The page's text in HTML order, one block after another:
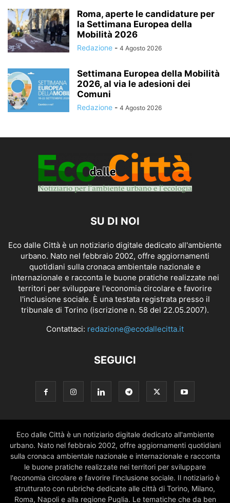
Roma, aperte le candidature per
la Settimana Europea della
Mobilità 2026
Redazione - 4 Agosto 2026
Settimana Europea della Mobilità
2026, al via le adesioni dei
Comuni
Redazione - 4 Agosto 2026
SU DI NOI
Eco dalle Città è un notiziario digitale dedicato all'ambiente
urbano. Nato nel febbraio 2002, offre aggiornamenti
quotidiani sulla cronaca ambientale nazionale e
internazionale e racconta le buone pratiche realizzate nei
territori per sviluppare l'economia circolare e favorire
l'inclusione sociale. È una testata registrata presso il
tribunale di Torino (iscrizione n. 58 del 22.05.2007).
Contattaci: redazione@ecodallecitta.it
SEGUICI
Eco dalle Città è un notiziario digitale dedicato all'ambiente
urbano. Nato nel febbraio 2002, offre aggiornamenti quotidiani
sulla cronaca ambientale nazionale e internazionale e racconta
le buone pratiche realizzate nei territori per sviluppare
l'economia circolare e favorire l'inclusione sociale. Il notiziario è
strutturato con rubriche dedicate alle città di Torino, Milano,
Roma, Napoli e alla regione Puglia. Le tematiche che da ben